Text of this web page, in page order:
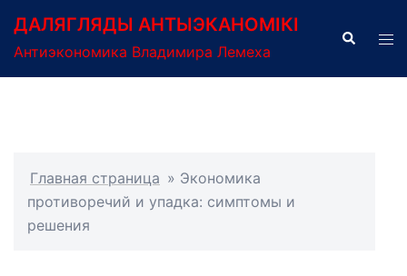
содержимому
ДАЛЯГЛЯДЫ АНТЫЭКАНОМІКІ
Антиэкономика Владимира Лемеха
Поиск
Главная страница » Экономика
противоречий и упадка: симптомы и
решения